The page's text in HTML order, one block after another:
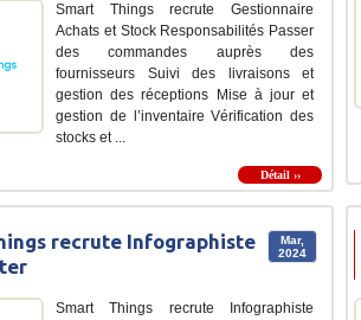
Smart Things recrute Gestionnaire
Achats et Stock Responsabilités Passer
des commandes auprès des
fournisseurs Suivi des livraisons et
gestion des réceptions Mise à jour et
gestion de l’inventaire Vérification des
stocks et ...
Détail ››
Mar,
2024
recrute Infographiste
Smart Things recrute Infographiste